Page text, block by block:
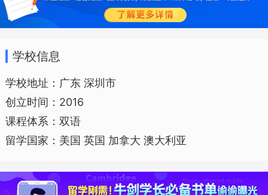
同时，也将获得与之匹配的回报。
学校信息
学校地址：广东 深圳市
创立时间：2016
课程体系：双语
留学国家：美国 英国 加拿大 澳大利亚